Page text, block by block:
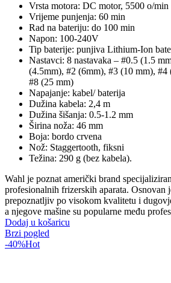
Vrsta motora: DC motor, 5500 o/min
Vrijeme punjenja: 60 min
Rad na bateriju: do 100 min
Napon: 100-240V
Tip baterije: punjiva Lithium-Ion
Nastavci: 8 nastavaka – #0.5 (1.5
(4.5mm), #2 (6mm), #3 (10 mm), #4
#8 (25 mm)
Napajanje: kabel/ baterija
Dužina kabela: 2,4 m
Dužina šišanja: 0.5-1.2 mm
Širina noža: 46 mm
Boja: bordo crvena
Nož: Staggertooth, fiksni
Težina: 290 g (bez kabela).
Wahl je poznat američki brand
profesionalnih frizerskih aparata. Osnovan
prepoznatljiv po visokom kvalitetu i
a njegove mašine su popularne među
Dodaj u košaricu
Brzi pogled
-40%Hot